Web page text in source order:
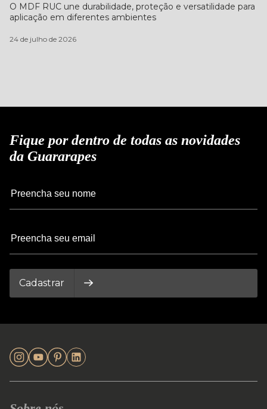
O MDF RUC une durabilidade, proteção e versatilidade para
aplicação em diferentes ambientes
24 de julho de 2026
Fique por dentro de todas as novidades
da Guararapes
Cadastrar